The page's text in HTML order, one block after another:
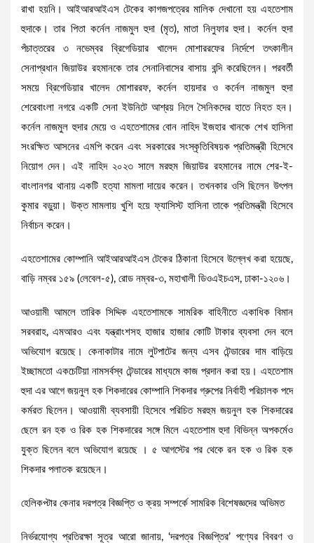
রাখা হয়নি। আইআরআইএস টেকের কাগজপত্রের মালিক দেখানো হয় এহতেশাম
হুদাকে। তার পিতা কর্নেল নাজমুল হুদা (মৃত), মাতা নিলুফার হুদা। কর্নেল হুদা
পঁচাত্তরের ৩ নভেম্বর ব্রিগেডিয়ার খালেদ মোশাররফের নির্দেশে তৎকালীন
সেনাপ্রধান জিয়াউর রহমানকে তার সেনানিবাসের বাসায় বন্দি করেছিলেন। পরবর্তী
সময়ে ব্রিগেডিয়ার খালেদ মোশাররফ, কর্নেল হায়দার ও কর্নেল নাজমুল হুদা
শেরেবাংলা নগরে একটি সেনা ইউনিটে আশ্রয় নিলে সৈনিকদের হাতে নিহত হন।
কর্নেল নাজমুল হুদার মেয়ে ও এহতেশামের বোন নাহিদ ইজহার খানকে শেখ হাসিনা
সংরক্ষিত আসনের এমপি করেন এবং সরকারের সংস্কৃতিবিষয়ক প্রতিমন্ত্রী হিসেবে
নিয়োগ দেন। এই নাহিদ ২০২৩ সালে মরহুম জিয়াউর রহমানের নামে শের-ই-
বাংলানগর থানায় একটি হত্যা মামলা দায়ের করেন। তখনকার ওসি ছিলেন উৎপল
কুমার বড়ুয়া। উক্ত মামলায় খুশি হয়ে ফ্যাসিস্ট হাসিনা তাকে প্রতিমন্ত্রী হিসেবে
নির্বাচন করেন।
এহতেশামের কোম্পানি আইআরআইএস টেকের ঠিকানা হিসেবে উল্লেখ করা হয়েছে,
বাড়ি নম্বর ১৫৯ (লেবেল-৫), রোড নম্বর-৩, মহাখালী ডিওএইচএস, ঢাকা-১২০৬।
আওয়ামী আমলে তারিক সিদ্দিক এহতেশামকে সামরিক বাহিনীতে একাধিক বিমান
সরবরাহ, এমআরও এবং যন্ত্রাংশসহ হাজার হাজার কোটি টাকার ব্যবসা দেন বলে
অভিযোগ রয়েছে। কেনাকাটার নামে লুটপাটের জন্য এসব টেন্ডারের দাম বাড়িয়ে
ইচ্ছামতো একচেটিয়া নামসর্বস্ব টেন্ডারের মাধ্যমে কাজ প্রদান করা হয়। এহতেশাম
হুদা এর আগে জয়নুল হক শিকদারের কোম্পানি শিকদার গ্রুপের নির্বাহী পরিচালক পদে
কর্মরত ছিলেন। আওয়ামী ব্যবসায়ী হিসেবে পরিচিত মরহুম জয়নুল হক শিকদারের
ছেলে রন হক ও রিক হক শিকদারের সঙ্গে মিলে এহতেশাম হুদা বিভিন্ন অপকর্মেও
যুক্ত ছিলেন বলে অভিযোগ রয়েছে । ৫ আগস্টের পর থেকে রন হক ও রিক হক
শিকদার পলাতক রয়েছেন।
হেলিকপ্টার কেনার দরপত্র বিজ্ঞপ্তি ও ক্রয় সম্পর্কে সামরিক বিশেষজ্ঞদের অভিমত
নির্ভরযোগ্য প্রতিরক্ষা সূত্র আরো জানায়, ‘দরপত্র বিজ্ঞপ্তির’ পণ্যের বিবরণ ও